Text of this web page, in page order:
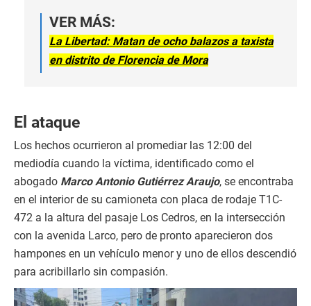
VER MÁS:
La Libertad: Matan de ocho balazos a taxista
en distrito de Florencia de Mora
El ataque
Los hechos ocurrieron al promediar las 12:00 del
mediodía cuando la víctima, identificado como el
abogado Marco Antonio Gutiérrez Araujo, se encontraba
en el interior de su camioneta con placa de rodaje T1C-
472 a la altura del pasaje Los Cedros, en la intersección
con la avenida Larco, pero de pronto aparecieron dos
hampones en un vehículo menor y uno de ellos descendió
para acribillarlo sin compasión.